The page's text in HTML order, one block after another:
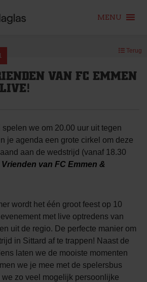
MENU
Terug
VAN FC EMMEN
we om 20.00 uur uit tegen
je agenda een grote cirkel om deze
aan de wedstrijd (vanaf 18.30
Vrienden van FC Emmen &
wordt het één groot feest op 10
met live optredens van
uit de regio. De perfecte manier om
in Sittard af te trappen! Naast de
laten we de mooiste momenten
we je mee met de spelersbus
we zo veel mogelijk persoonlijke